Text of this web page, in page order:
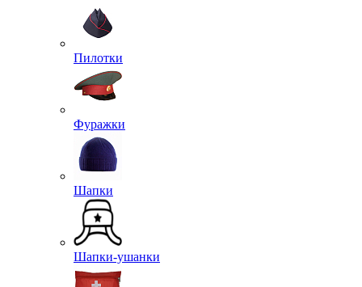
Пилотки
Фуражки
Шапки
Шапки-ушанки